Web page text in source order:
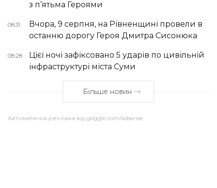
з п’ятьма Героями
08:31
Вчора, 9 серпня, на Рівненщині провели в
останню дорогу Героя Дмитра Сисонюка
08:28
Цієї ночі зафіксовано 5 ударів по цивільній
інфраструктурі міста Суми
Більше новин
Автоматична реклама від goggle.com/adsense: